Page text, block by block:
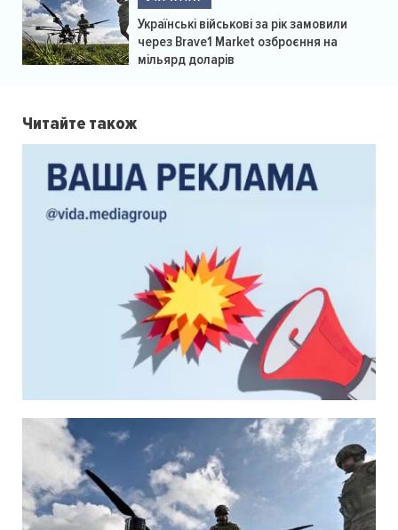
Українські військові за рік замовили
через Brave1 Market озброєння на
мільярд доларів
Читайте також